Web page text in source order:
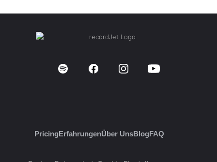
PricingErfahrungenÜber UnsBlogFAQ